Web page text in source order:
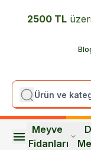
2500 TL
Meyve
Fidanları